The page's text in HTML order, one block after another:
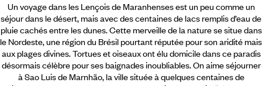
Un voyage dans les Lençois de Maranhenses est un peu comme un
séjour dans le désert, mais avec des centaines de lacs remplis d’eau de
pluie cachés entre les dunes. Cette merveille de la nature se situe dans
le Nordeste, une région du Brésil pourtant réputée pour son aridité mais
aux plages divines. Tortues et oiseaux ont élu domicile dans ce paradis
désormais célèbre pour ses baignades inoubliables. On aime séjourner
à Sao Luis de Marnhão, la ville située à quelques centaines de